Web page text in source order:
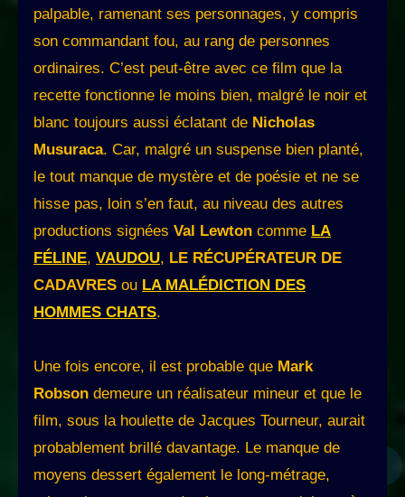
palpable, ramenant ses personnages, y compris
son commandant fou, au rang de personnes
ordinaires. C’est peut-être avec ce film que la
recette fonctionne le moins bien, malgré le noir et
blanc toujours aussi éclatant de Nicholas
Musuraca. Car, malgré un suspense bien planté,
le tout manque de mystère et de poésie et ne se
hisse pas, loin s’en faut, au niveau des autres
productions signées Val Lewton comme LA
FÉLINE, VAUDOU, LE RÉCUPÉRATEUR DE
CADAVRES ou LA MALÉDICTION DES
HOMMES CHATS.
Une fois encore, il est probable que Mark
Robson demeure un réalisateur mineur et que le
film, sous la houlette de Jacques Tourneur, aurait
probablement brillé davantage. Le manque de
moyens dessert également le long-métrage,